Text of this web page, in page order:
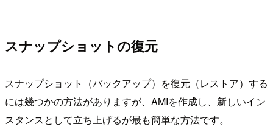
スナップショットの復元
スナップショット（バックアップ）を復元（レストア）する
には幾つかの方法がありますが、AMIを作成し、新しいイン
スタンスとして立ち上げるが最も簡単な方法です。